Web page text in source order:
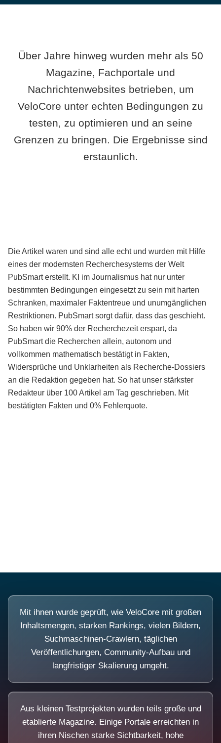
Über Jahre hinweg wurden mehr als 50
Magazine, Fachportale und
Nachrichtenwebsites betrieben, um
VeloCore unter echten Bedingungen zu
testen, zu optimieren und an seine
Grenzen zu bringen. Die Ergebnisse sind
erstaunlich.
Die Artikel waren und sind alle echt und wurden mit Hilfe
eines der modernsten Recherchesystems der Welt
PubSmart erstellt. KI im Journalismus hat nur unter
bestimmten Bedingungen eingesetzt zu sein mit harten
Schranken, maximaler Faktentreue und unumgänglichen
Restriktionen. PubSmart sorgt dafür, dass das geschieht.
So haben wir 90% der Recherchezeit erspart, da
PubSmart die Recherchen allein, autonom und
vollkommen mathematisch bestätigt in Fakten,
Widersprüche und Unklarheiten als Recherche-Dossiers
an die Redaktion gegeben hat. So hat unser stärkster
Redakteur über 100 Artikel am Tag geschrieben. Mit
bestätigten Fakten und 0% Fehlerquote.
Mit ihnen wurde geprüft, wie VeloCore mit großen
Inhaltsmengen, starken Rankings, vielen Bildern,
Suchmaschinen-Crawlern, täglichen
Veröffentlichungen, Community-Aufbau und
langfristiger Skalierung umgeht.
Aus kleinen Testprojekten wurden teils große und
etablierte Magazine. Einige Portale erreichten in
ihren Nischen starke Sichtbarkeit, hohe